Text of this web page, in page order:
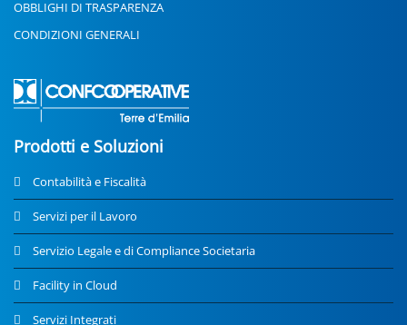
OBBLIGHI DI TRASPARENZA
CONDIZIONI GENERALI
Prodotti e Soluzioni
Contabilità e Fiscalità
Servizi per il Lavoro
Servizio Legale e di Compliance Societaria
Facility in Cloud
Servizi Integrati